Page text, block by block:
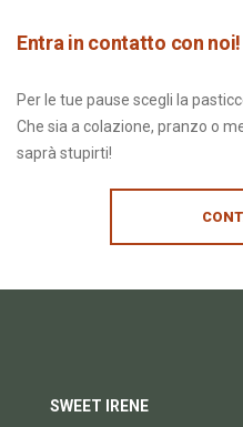
Entra in contatto con noi!
Per le tue pause scegli la
Che sia a colazione, pranzo o
saprà stupirti!
SWEET IRENE